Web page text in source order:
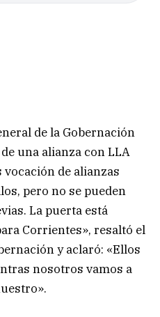
de la Gobernación
una alianza con LLA
de alianzas
pero no se pueden
La puerta está
Corrientes», resaltó el
y aclaró: «Ellos
nosotros vamos a